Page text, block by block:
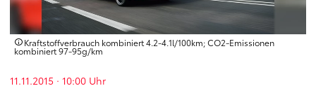
Kraftstoffverbrauch kombiniert 4.2‑4.1l/100km; CO2‑Emissionen
kombiniert 97‑95g/km
11.11.2015 · 10:00 Uhr